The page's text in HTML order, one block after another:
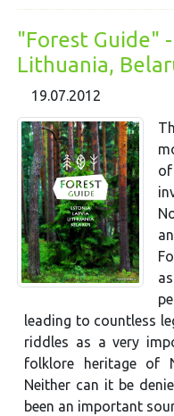
"Forest Guide"
Lithuania,
19.07.2012
leading to countless
riddles as a very
folklore heritage of
Neither can it be
been an important